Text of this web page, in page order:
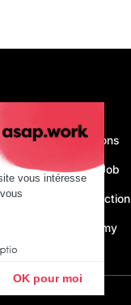
vous intéresse
OK pour moi
Nous recrutons
Make Your Job
Just construction
asap.academy